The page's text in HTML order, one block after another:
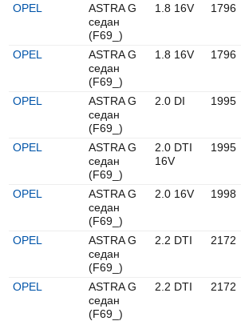
OPEL
ASTRA G
седан
(F69_)
1.8 16V 1796
OPEL
ASTRA G
седан
(F69_)
1.8 16V 1796
OPEL
ASTRA G
седан
(F69_)
2.0 DI 1995
OPEL
ASTRA G
седан
(F69_)
2.0 DTI
16V
1995
OPEL
ASTRA G
седан
(F69_)
2.0 16V 1998
OPEL
ASTRA G
седан
(F69_)
2.2 DTI 2172
OPEL
ASTRA G
седан
(F69_)
2.2 DTI 2172